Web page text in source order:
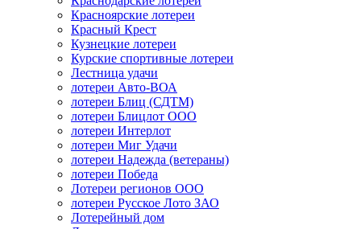
Красноярские лотереи
Красный Крест
Кузнецкие лотереи
Курские спортивные лотереи
Лестница удачи
лотереи Авто-ВОА
лотереи Блиц (СДТМ)
лотереи Блицлот ООО
лотереи Интерлот
лотереи Миг Удачи
лотереи Надежда (ветераны)
лотереи Победа
Лотереи регионов ООО
лотереи Русское Лото ЗАО
Лотерейный дом